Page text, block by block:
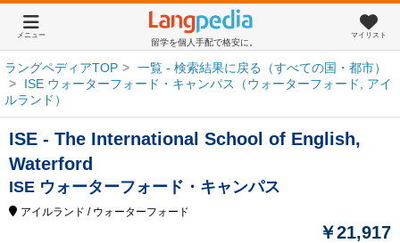
留学を個人手配で格安に。
メニュー マイリスト
ラングペディアTOP
一覧 - 検索結果に戻る（すべての国・都市）
ISE ウォーターフォード・キャンパス（ウォーターフォード, アイ
ルランド）
ISE - The International School of English,
Waterford
ISE ウォーターフォード・キャンパス
アイルランド / ウォーターフォード
￥21,917